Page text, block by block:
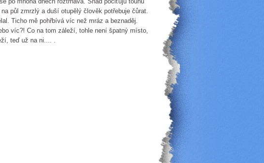
půl zmrzlý a duší otupělý člověk potřebuje čůrat.
Ticho mě pohřbívá víc než mráz a beznaděj.
víc?! Co na tom záleží, tohle není špatný místo,
teď už na ni.... .